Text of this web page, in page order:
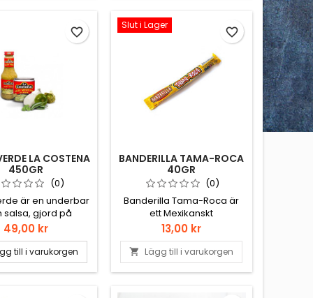
man torkar den
Guajillo. Passar i
grytor å ta mig
brukar alltid vara
chillisarna i ett...
LA COSTENA
450GR
(0)
är en underbar
salsa, gjord på
Tomatillios.
Pris
49,00 kr
till i varukorgen
favorite_border
Slut i Lager
BANDERILLA TAMA-ROCA
40GR
(0)
Banderilla Tama-Roca är
ett Mexikanskt
tamarindgodis
Pris
13,00 kr
 Lägg till i varukorgen
favorite_border